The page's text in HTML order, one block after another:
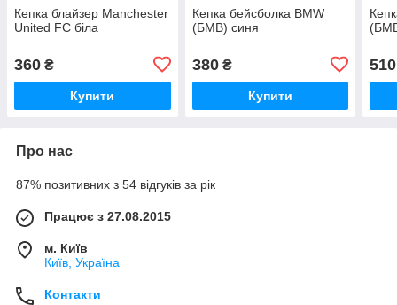
Кепка блайзер Manchester
United FC біла
360 ₴
Купити
Кепка бейсболка BMW
(БМВ) синя
380₴
Купити
510
Про нас
87% позитивних з 54 відгуків за рік
Працює з 27.08.2015
м. Київ
Київ, Україна
Контакти